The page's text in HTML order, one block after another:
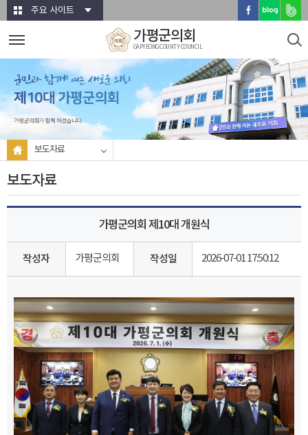
본문바로가기주요 사이트
가평군의회
GAPYEONG COUNTY COUNCIL
보도자료
보도자료
가평군의회 제10대 개원식
작성자 가평군의회 작성일 2026-07-01 17:50:12